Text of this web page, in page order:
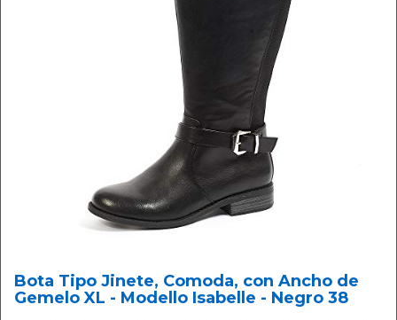
Bota Tipo Jinete, Comoda, con Ancho de
Gemelo XL - Modello Isabelle - Negro 38